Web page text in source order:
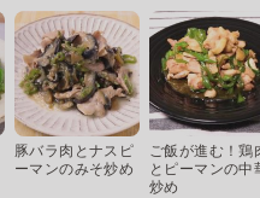
豚バラ肉とナスピ
ーマンのみそ炒め
ご飯が進む！鶏
とピーマンの中
炒め